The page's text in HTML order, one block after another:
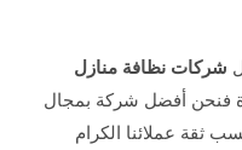
شركات نظافة منازل
فنحن أفضل شركة بمجال
ثقة عملائنا الكرام